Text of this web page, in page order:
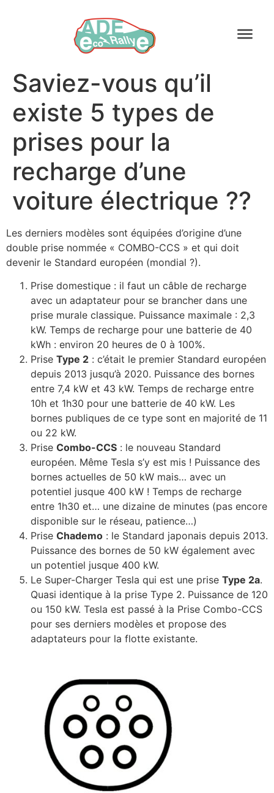
Saviez-vous qu’il
existe 5 types de
prises pour la
recharge d’une
voiture électrique ??
Les derniers modèles sont équipées d’origine d’une
double prise nommée « COMBO-CCS » et qui doit
devenir le Standard européen (mondial ?).
Prise domestique : il faut un câble de recharge
avec un adaptateur pour se brancher dans une
prise murale classique. Puissance maximale : 2,3
kW. Temps de recharge pour une batterie de 40
kWh : environ 20 heures de 0 à 100%.
Prise Type 2 : c’était le premier Standard européen
depuis 2013 jusqu’à 2020. Puissance des bornes
entre 7,4 kW et 43 kW. Temps de recharge entre
10h et 1h30 pour une batterie de 40 kW. Les
bornes publiques de ce type sont en majorité de 11
ou 22 kW.
Prise Combo-CCS : le nouveau Standard
européen. Même Tesla s’y est mis ! Puissance des
bornes actuelles de 50 kW mais… avec un
potentiel jusque 400 kW ! Temps de recharge
entre 1h30 et… une dizaine de minutes (pas encore
disponible sur le réseau, patience…)
Prise Chademo : le Standard japonais depuis 2013.
Puissance des bornes de 50 kW également avec
un potentiel jusque 400 kW.
Le Super-Charger Tesla qui est une prise Type 2a.
Quasi identique à la prise Type 2. Puissance de 120
ou 150 kW. Tesla est passé à la Prise Combo-CCS
pour ses derniers modèles et propose des
adaptateurs pour la flotte existante.